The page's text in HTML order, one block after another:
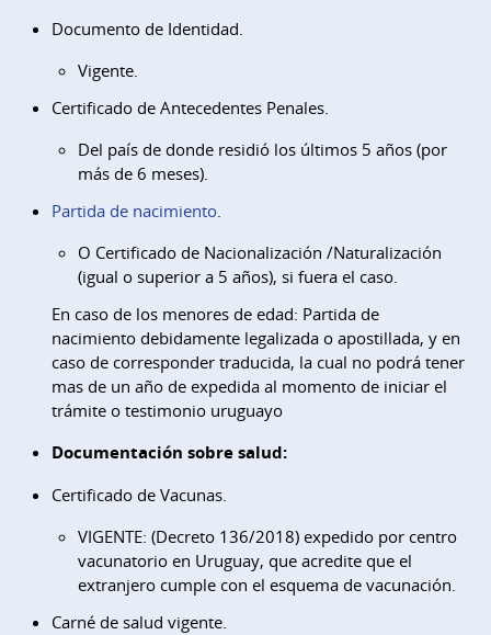
Documento de Identidad.
Vigente.
Certificado de Antecedentes Penales.
Del país de donde residió los últimos 5 años (por
más de 6 meses).
Partida de nacimiento.
O Certificado de Nacionalización /Naturalización
(igual o superior a 5 años), si fuera el caso.
En caso de los menores de edad: Partida de
nacimiento debidamente legalizada o apostillada, y en
caso de corresponder traducida, la cual no podrá tener
mas de un año de expedida al momento de iniciar el
trámite o testimonio uruguayo
Documentación sobre salud:
Certificado de Vacunas.
VIGENTE: (Decreto 136/2018) expedido por centro
vacunatorio en Uruguay, que acredite que el
extranjero cumple con el esquema de vacunación.
Carné de salud vigente.